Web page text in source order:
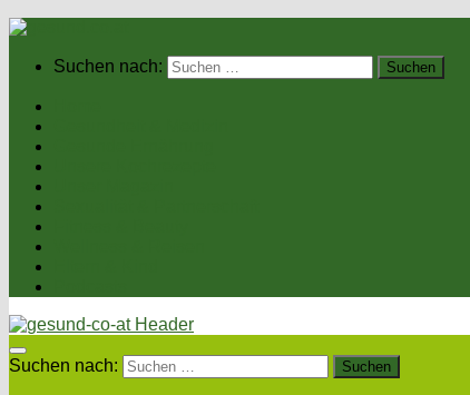
Suchen nach:
Suchen nach: